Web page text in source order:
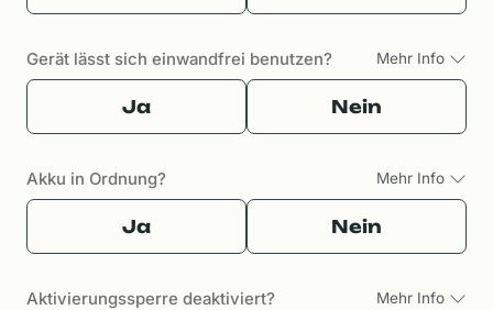
Gerät lässt sich einwandfrei benutzen? Mehr Info
Ja Nein
Akku in Ordnung? Mehr Info
Ja Nein
Aktivierungssperre deaktiviert? Mehr Info